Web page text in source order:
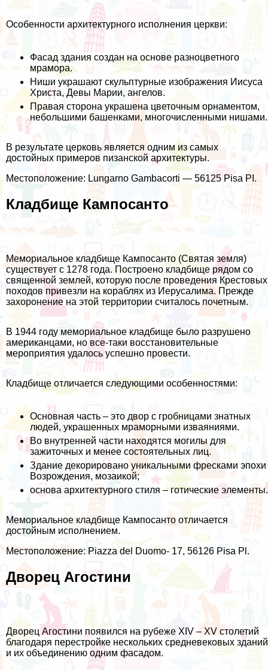
Особенности архитектурного исполнения церкви:
Фасад здания создан на основе разноцветного
мрамора.
Ниши украшают скульптурные изображения Иисуса
Христа, Девы Марии, ангелов.
Правая сторона украшена цветочным орнаментом,
небольшими башенками, многочисленными нишами.
В результате церковь является одним из самых
достойных примеров пизанской архитектуры.
Местоположение: Lungarno Gambacorti — 56125 Pisa PI.
Кладбище Кампосанто
Мемориальное кладбище Кампосанто (Святая земля)
существует с 1278 года. Построено кладбище рядом со
священной землей, которую после проведения Крестовых
походов привезли на кораблях из Иерусалима. Прежде
захоронение на этой территории считалось почетным.
В 1944 году мемориальное кладбище было разрушено
американцами, но все-таки восстановительные
мероприятия удалось успешно провести.
Кладбище отличается следующими особенностями:
Основная часть – это двор с гробницами знатных
людей, украшенных мраморными изваяниями.
Во внутренней части находятся могилы для
зажиточных и менее состоятельных лиц.
Здание декорировано уникальными фресками эпохи
Возрождения, мозаикой;
основа архитектурного стиля – готические элементы.
Мемориальное кладбище Кампосанто отличается
достойным исполнением.
Местоположение: Piazza del Duomo- 17, 56126 Pisa Pl.
Дворец Агостини
Дворец Агостини появился на рубеже XIV – XV столетий
благодаря перестройке нескольких средневековых зданий
и их объединению одним фасадом.